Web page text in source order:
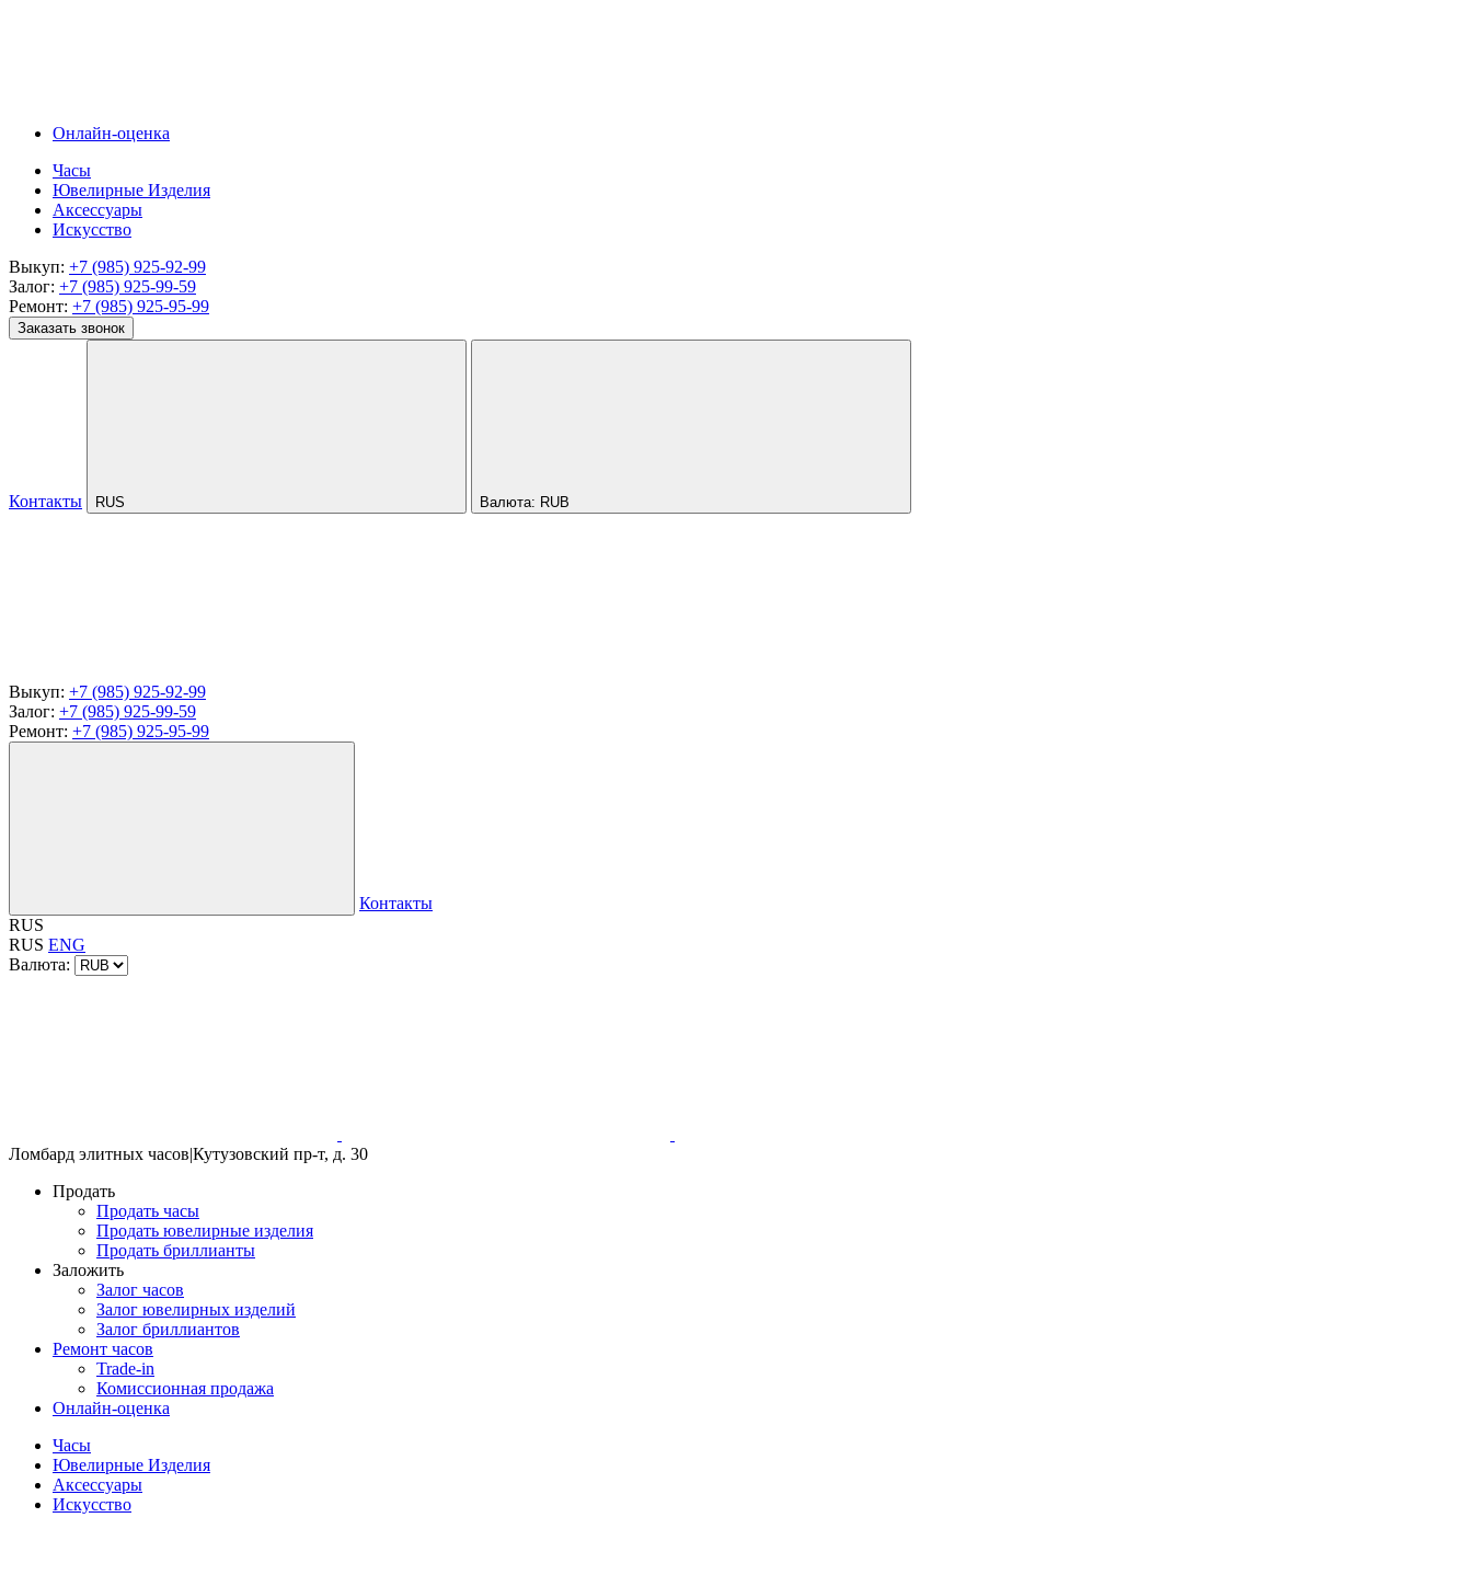
Онлайн-оценка
Часы
Ювелирные Изделия
Аксессуары
Искусство
Выкуп: +7 (985) 925-92-99
Залог: +7 (985) 925-99-59
Ремонт: +7 (985) 925-95-99
Заказать звонок
Контакты RUS Валюта: RUB
Выкуп: +7 (985) 925-92-99
Залог: +7 (985) 925-99-59
Ремонт: +7 (985) 925-95-99
Контакты
RUS
RUS ENG
Валюта:
Ломбард элитных часов|Кутузовский пр-т, д. 30
Продать
Продать часы
Продать ювелирные изделия
Продать бриллианты
Заложить
Залог часов
Залог ювелирных изделий
Залог бриллиантов
Ремонт часов
Trade-in
Комиссионная продажа
Онлайн-оценка
Часы
Ювелирные Изделия
Аксессуары
Искусство